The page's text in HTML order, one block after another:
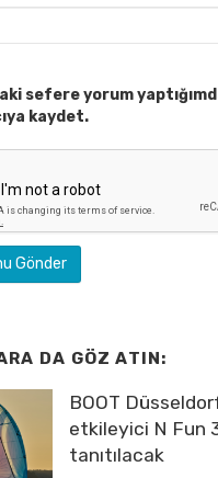
sefere yorum
kaydet.
DA GÖZ ATIN:
BOOT
etkileyici N Fun
tanıtılacak